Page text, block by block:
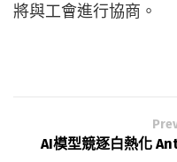
將與工會進行協商。
AI模型競逐白熱化